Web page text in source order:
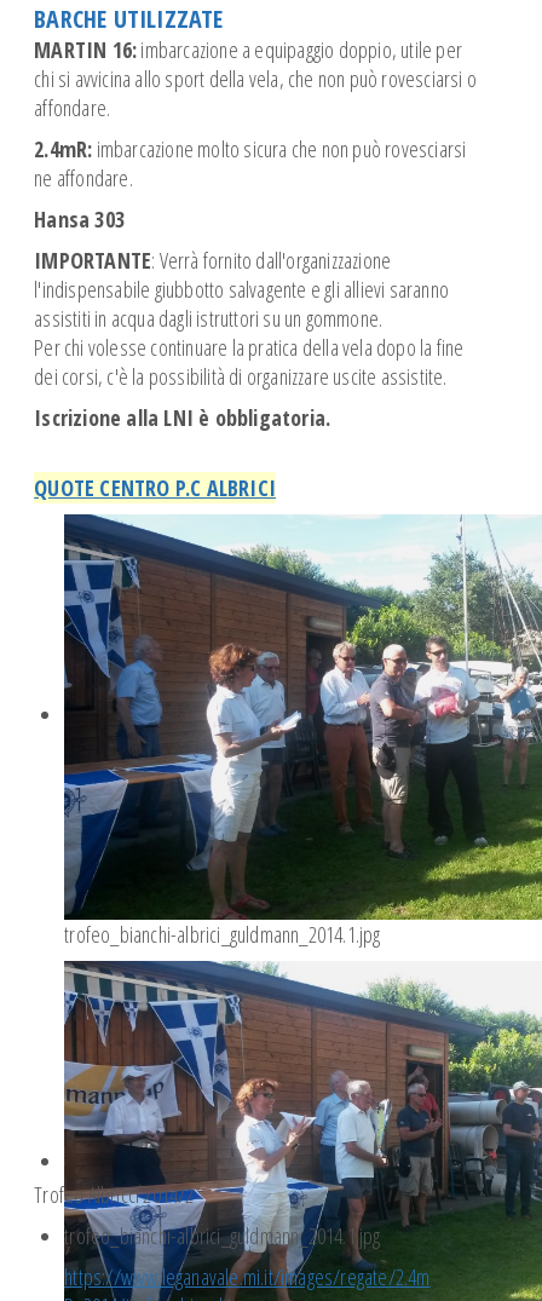
BARCHE UTILIZZATE
MARTIN 16:imbarcazione a equipaggio doppio, utile per
chi si avvicina allo sport della vela, che non può rovesciarsi o
affondare.
2.4mR: imbarcazione molto sicura che non può rovesciarsi
ne affondare.
Hansa 303
IMPORTANTE: Verrà fornito dall'organizzazione
l'indispensabile giubbotto salvagente e gli allievi saranno
assistiti in acqua dagli istruttori su un gommone.
Per chi volesse continuare la pratica della vela dopo la fine
dei corsi, c'è la possibilità di organizzare uscite assistite.
Iscrizione alla LNI è obbligatoria.
QUOTE CENTRO P.C ALBRICI
trofeo_bianchi-albrici_guldmann_2014.1.jpg
Trofeo Albricci 2014/2
trofeo_bianchi-albrici_guldmann_2014.1.jpg
https://www.leganavale.mi.it/images/regate/2.4m